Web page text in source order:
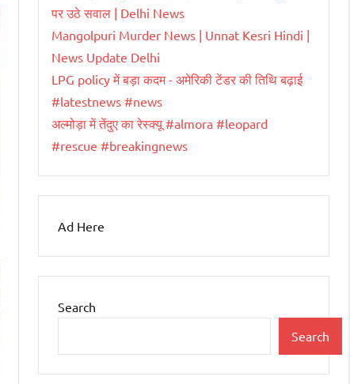
पर उठे सवाल | Delhi News
Mangolpuri Murder News | Unnat Kesri Hindi |
News Update Delhi
LPG policy में बड़ा कदम - अमेरिकी टेंडर की तिथि बढ़ाई
#latestnews #news
अल्मोड़ा में तेंदुए का रेस्क्यू #almora #leopard
#rescue #breakingnews
Ad Here
Search
Search